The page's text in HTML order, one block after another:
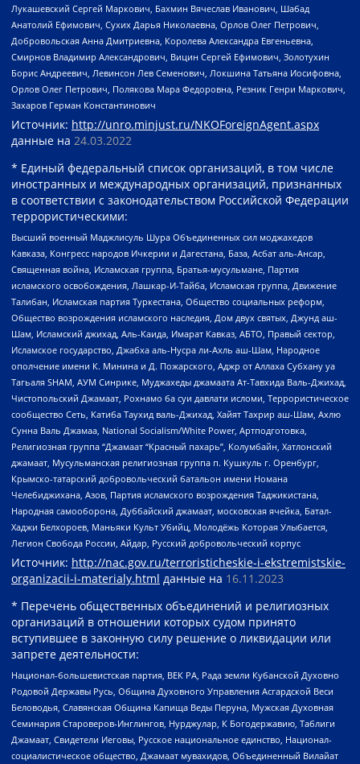
Лукашевский Сергей Маркович, Бахмин Вячеслав Иванович, Шабад
Анатолий Ефимович, Сухих Дарья Николаевна, Орлов Олег Петрович,
Добровольская Анна Дмитриевна, Королева Александра Евгеньевна,
Смирнов Владимир Александрович, Вицин Сергей Ефимович, Золотухин
Борис Андреевич, Левинсон Лев Семенович, Локшина Татьяна Иосифовна,
Орлов Олег Петрович, Полякова Мара Федоровна, Резник Генри Маркович,
Захаров Герман Константинович
Источник: http://unro.minjust.ru/NKOForeignAgent.aspx
данные на 24.03.2022
* Единый федеральный список организаций, в том числе
иностранных и международных организаций, признанных
в соответствии с законодательством Российской Федерации
террористическими:
Высший военный Маджлисуль Шура Объединенных сил моджахедов
Кавказа, Конгресс народов Ичкерии и Дагестана, База, Асбат аль-Ансар,
Священная война, Исламская группа, Братья-мусульмане, Партия
исламского освобождения, Лашкар-И-Тайба, Исламская группа, Движение
Талибан, Исламская партия Туркестана, Общество социальных реформ,
Общество возрождения исламского наследия, Дом двух святых, Джунд аш-
Шам, Исламский джихад, Аль-Каида, Имарат Кавказ, АБТО, Правый сектор,
Исламское государство, Джабха аль-Нусра ли-Ахль аш-Шам, Народное
ополчение имени К. Минина и Д. Пожарского, Аджр от Аллаха Субхану уа
Тагьаля SHAM, АУМ Синрике, Муджахеды джамаата Ат-Тавхида Валь-Джихад,
Чистопольский Джамаат, Рохнамо ба суи давлати исломи, Террористическое
сообщество Сеть, Катиба Таухид валь-Джихад, Хайят Тахрир аш-Шам, Ахлю
Сунна Валь Джамаа, National Socialism/White Power, Артподготовка,
Религиозная группа “Джамаат “Красный пахарь”, Колумбайн, Хатлонский
джамаат, Мусульманская религиозная группа п. Кушкуль г. Оренбург,
Крымско-татарский добровольческий батальон имени Номана
Челебиджихана, Азов, Партия исламского возрождения Таджикистана,
Народная самооборона, Дуббайский джамаат, московская ячейка, Батал-
Хаджи Белхороев, Маньяки Культ Убийц, Молодёжь Которая Улыбается,
Легион Свобода России, Айдар, Русский добровольческий корпус
Источник: http://nac.gov.ru/terroristicheskie-i-ekstremistskie-
organizacii-i-materialy.html данные на 16.11.2023
* Перечень общественных объединений и религиозных
организаций в отношении которых судом принято
вступившее в законную силу решение о ликвидации или
запрете деятельности:
Национал-большевистская партия, ВЕК РА, Рада земли Кубанской Духовно
Родовой Державы Русь, Община Духовного Управления Асгардской Веси
Беловодья, Славянская Община Капища Веды Перуна, Мужская Духовная
Семинария Староверов-Инглингов, Нурджулар, К Богодержавию, Таблиги
Джамаат, Свидетели Иеговы, Русское национальное единство, Национал-
социалистическое общество, Джамаат мувахидов, Объединенный Вилайат